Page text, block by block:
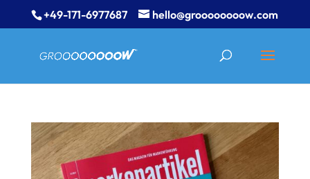
+49-171-6977687 hello@groooooooow.com